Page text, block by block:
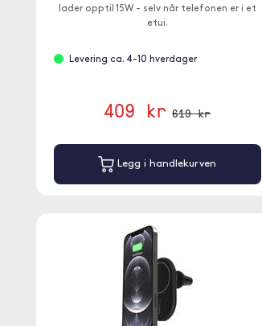
lader opptil 15W - selv når telefonen er i et
etui.
Levering ca. 4-10 hverdager
409 kr 619 kr
Legg i handlekurven